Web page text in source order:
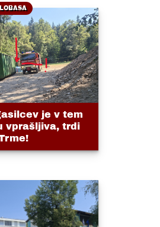
je v tem
vprašljiva, trdi